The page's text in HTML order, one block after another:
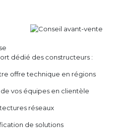
dédié des constructeurs :
offre technique en régions
vos équipes en clientèle
réseaux
de solutions